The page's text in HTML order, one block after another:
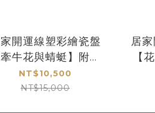
開運線塑彩繪瓷盤
牽牛花與蜻蜓】附盤
架
NT$10,500
NT$15,000
居
【